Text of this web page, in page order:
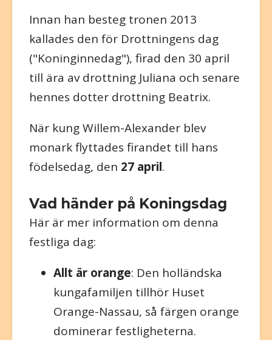
Innan han besteg tronen 2013
kallades den för Drottningens dag
("Koninginnedag"), firad den 30 april
till ära av drottning Juliana och senare
hennes dotter drottning Beatrix.
När kung Willem-Alexander blev
monark flyttades firandet till hans
födelsedag, den 27 april.
Vad händer på Koningsdag
Här är mer information om denna
festliga dag:
Allt är orange: Den holländska
kungafamiljen tillhör Huset
Orange-Nassau, så färgen orange
dominerar festligheterna.